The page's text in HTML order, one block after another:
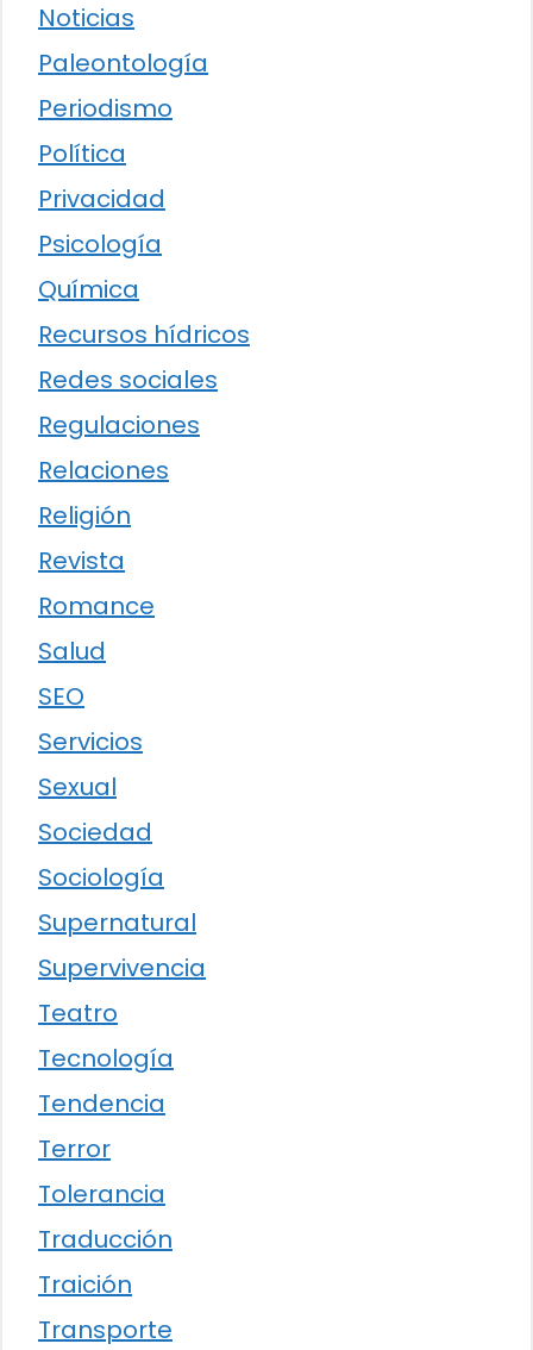
Noticias
Paleontología
Periodismo
Política
Privacidad
Psicología
Química
Recursos hídricos
Redes sociales
Regulaciones
Relaciones
Religión
Revista
Romance
Salud
SEO
Servicios
Sexual
Sociedad
Sociología
Supernatural
Supervivencia
Teatro
Tecnología
Tendencia
Terror
Tolerancia
Traducción
Traición
Transporte